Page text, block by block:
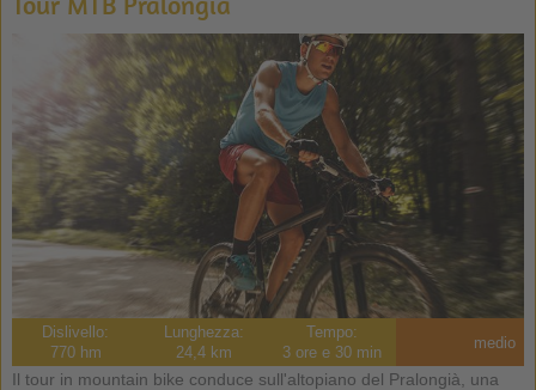
Dislivello:
770 hm
Lunghezza:
24,4 km
Tempo:
3 ore e 30 min
medio
Il tour in mountain bike conduce sull'altopiano del Pralongià, una